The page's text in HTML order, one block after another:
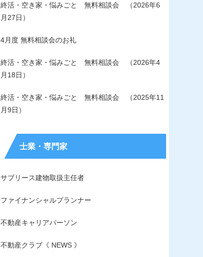
終活・空き家・悩みごと 無料相談会 （2026年6
月27日）
4月度 無料相談会のお礼
終活・空き家・悩みごと 無料相談会 （2026年4
月18日）
終活・空き家・悩みごと 無料相談会 （2025年11
月9日）
士業・専門家
サブリース建物取扱主任者
ファイナンシャルプランナー
不動産キャリアパーソン
不動産クラブ《 NEWS 》